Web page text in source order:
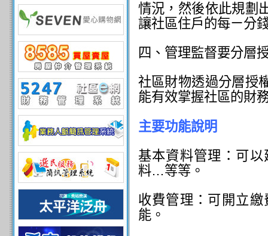
情況，然後依此規劃
讓社區住戶的每ㄧ分
四、管理監督要分層
社區財物透過分層授
能有效掌握社區的財
主要功能說明
基本資料管理：可
料…等等。
收費管理：可開立
能。